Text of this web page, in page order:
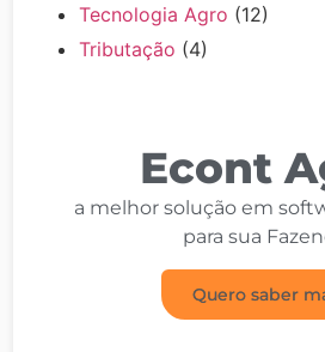
Tecnologia Agro (12)
Tributação (4)
Econt
a melhor solução em
para sua
Quero saber